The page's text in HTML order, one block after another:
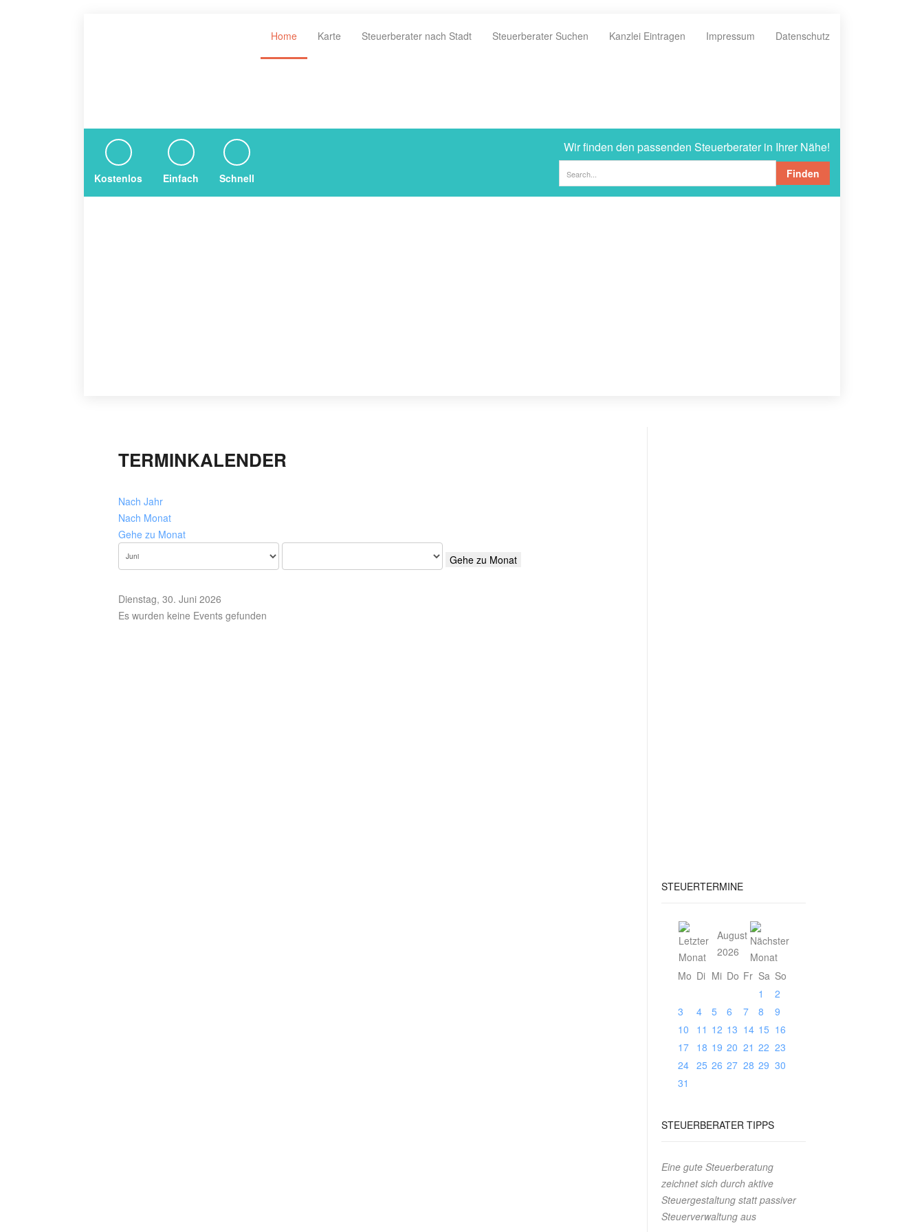
Home Karte Steuerberater nach Stadt Steuerberater Suchen Kanzlei Eintragen Impressum Datenschutz
Kostenlos Einfach Schnell
Wir finden den passenden Steuerberater in Ihrer Nähe!
Finden
TERMINKALENDER
Nach Jahr
Nach Monat
Gehe zu Monat
Gehe zu Monat
Dienstag, 30. Juni 2026
Es wurden keine Events gefunden
STEUERTERMINE
August
2026
Mo Di Mi Do Fr Sa So
1
2
3
4 5 6 7 8
9
10
11 12 13 14 15 16
17
18 19 20 21 22 23
24 25 26 27 28 29 30
31
STEUERBERATER TIPPS
Eine gute Steuerberatung
zeichnet sich durch aktive
Steuergestaltung statt passiver
Steuerverwaltung aus